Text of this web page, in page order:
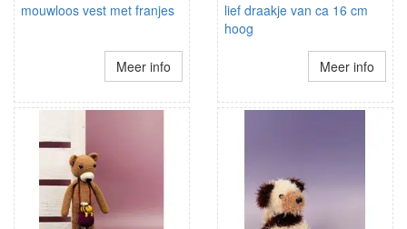
mouwloos vest met franjes
Meer info
lief draakje van ca 16 cm
hoog
Meer info